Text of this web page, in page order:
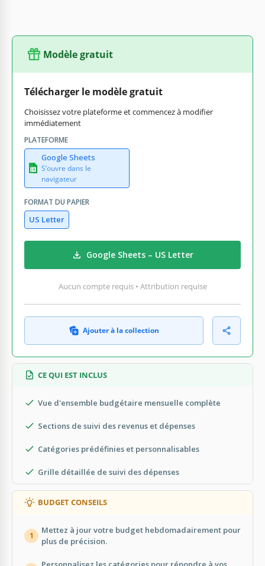
Modèle gratuit
Télécharger le modèle gratuit
Choisissez votre plateforme et commencez à modifier
immédiatement
PLATEFORME
Google Sheets
S’ouvre dans le
navigateur
FORMAT DU PAPIER
US Letter
Google Sheets – US Letter
Aucun compte requis • Attribution requise
Ajouter à la collection
CE QUI EST INCLUS
Vue d'ensemble budgétaire mensuelle complète
Sections de suivi des revenus et dépenses
Catégories prédéfinies et personnalisables
Grille détaillée de suivi des dépenses
BUDGET CONSEILS
1
Mettez à jour votre budget hebdomadairement pour
plus de précision.